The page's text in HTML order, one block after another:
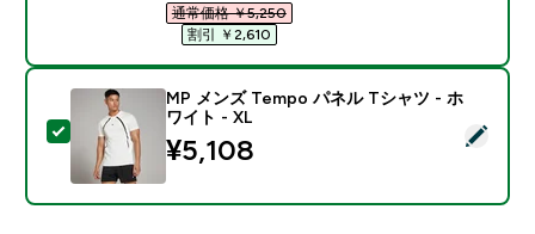
通常価格 ￥5,250‎
割引 ￥2,610‎
この商品を選択 - MP メンズ Tempo パネル Tシャツ -
MP メンズ Tempo パネル Tシャツ - ホ
ワイト - XL
¥5,108‎